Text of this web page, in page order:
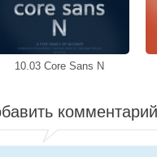
10.03 Core Sans N
комментарий